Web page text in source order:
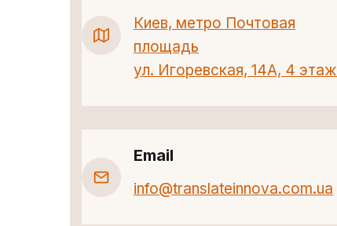
Киев, метро Почтовая
площадь
ул. Игоревская, 14А, 4 этаж
Email
info@translateinnova.com.ua